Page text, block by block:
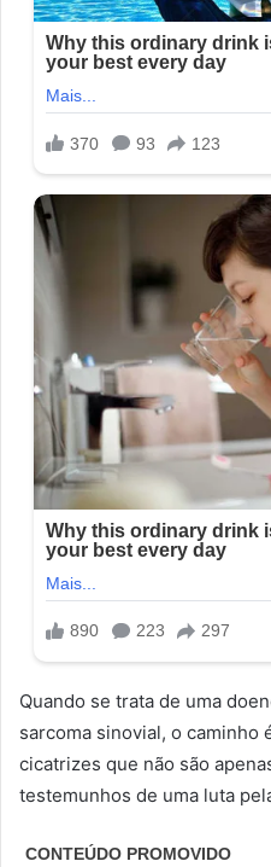
Quando se trata de uma
sarcoma sinovial, o caminho
cicatrizes que não são
testemunhos de uma luta